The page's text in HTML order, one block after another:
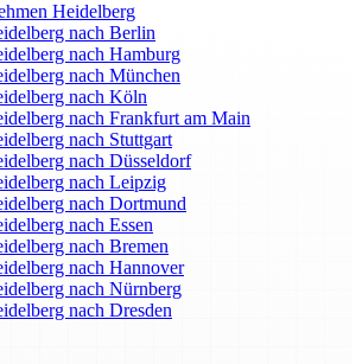
Heidelberg
nach Berlin
nach Hamburg
nach München
nach Köln
nach Frankfurt am Main
nach Stuttgart
nach Düsseldorf
nach Leipzig
nach Dortmund
nach Essen
nach Bremen
nach Hannover
nach Nürnberg
nach Dresden